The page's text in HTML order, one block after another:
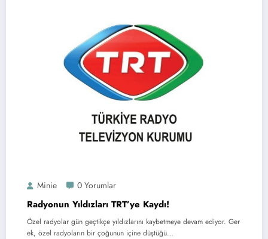
Minie 0 Yorumlar
Radyonun Yıldızları TRT’ye Kaydı!
Özel radyolar gün geçtikçe yıldızlarını kaybetmeye devam ediyor. Ger
ek, özel radyoların bir çoğunun içine düştüğü…